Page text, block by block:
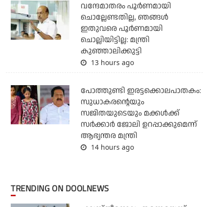
വന്ദേമാതരം പൂര്‍ണമായി
ചൊല്ലേണ്ടതില്ല, ഞങ്ങള്‍
ഇതുവരെ പൂര്‍ണമായി
ചൊല്ലിയിട്ടില്ല: മന്ത്രി
കുഞ്ഞാലിക്കുട്ടി
13 hours ago
പോത്തുണ്ടി ഇരട്ടക്കൊലപാതകം:
സുധാകരന്റെയും
സജിതയുടെയും മക്കള്‍ക്ക്
സര്‍ക്കാര്‍ ജോലി ഉറപ്പാക്കുമെന്ന്
ആഭ്യന്തര മന്ത്രി
14 hours ago
TRENDING ON DOOLNEWS